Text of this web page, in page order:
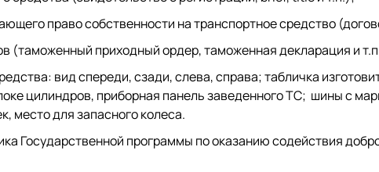
право собственности на транспортное средство
(таможенный приходный ордер, таможенная декларация и
вид спереди, сзади, слева, справа; табличка
цилиндров, приборная панель заведенного ТС; шины с
место для запасного колеса.
Государственной программы по оказанию содействия